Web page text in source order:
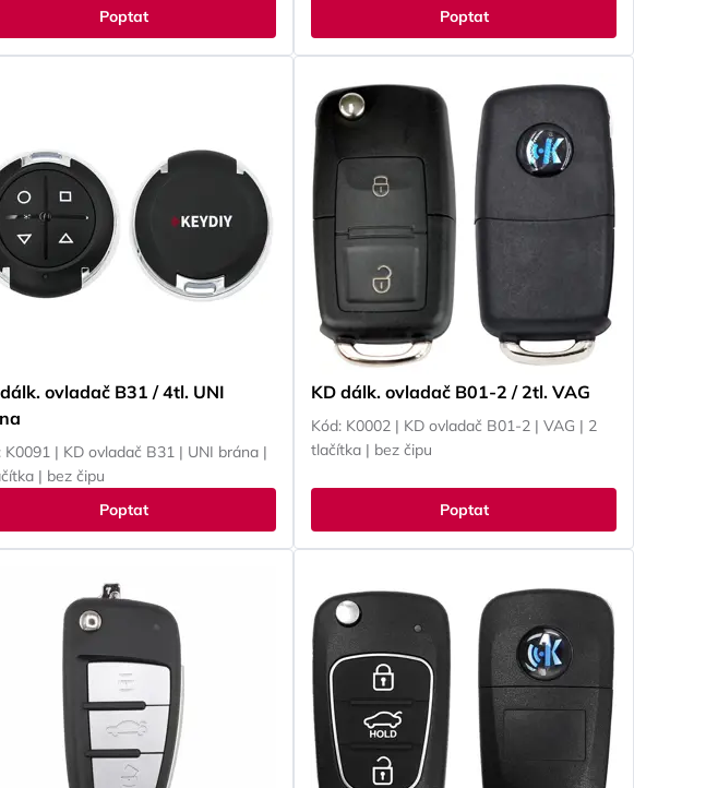
Poptat
Poptat
ovladač B31 / 4tl. UNI
K0091 | KD ovladač B31 | UNI brána |
4 tlačítka | bez čipu
Poptat
KD dálk. ovladač B01-2 / 2tl. VAG
Kód: K0002 | KD ovladač B01-2 | VAG | 2
tlačítka | bez čipu
Poptat